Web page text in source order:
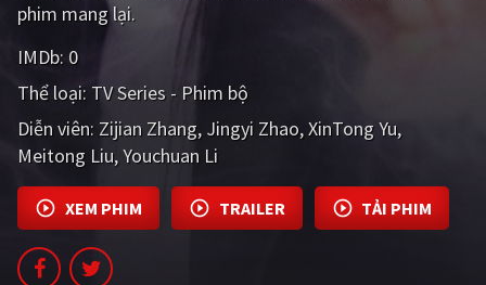
Hàn Quốc
Ấn Độ
Tổng hợp
CẬP NHẬT
PHIM MỚI
PHIM BỘ
phim mang lại.
IMDb: 0
Thể loại: TV Series - Phim bộ
Diễn viên: Zijian Zhang Jingyi Zhao XinTong Yu
Meitong Liu Youchuan Li
XEM PHIM TRAILER TẢI PHIM